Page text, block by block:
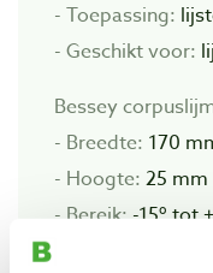
- Toepassing:
- Geschikt voor:
Bessey
- Breedte: 170
- Hoogte: 25 mm
- Bereik: -15º tot